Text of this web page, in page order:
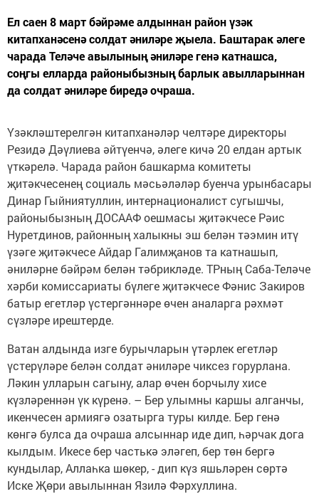
Ел саен 8 март бәйрәме алдыннан район үзәк
китапханәсенә солдат әниләре җыела. Баштарак әлеге
чарада Теләче авылының әниләре генә катнашса,
соңгы елларда районыбызның барлык авылларыннан
да солдат әниләре биредә очраша.
Үзәкләштерелгән китапханәләр челтәре директоры
Резидә Дәүлиева әйтүенчә, әлеге кичә 20 елдан артык
үткәрелә. Чарада район башкарма комитеты
җитәкчесенең социаль мәсьәләләр буенча урынбасары
Динар Гыйниятуллин, интернационалист сугышчы,
районыбызның ДОСААФ оешмасы җитәкчесе Рәис
Нуретдинов, районның халыкны эш белән тәэмин итү
үзәге җитәкчесе Айдар Галимҗанов та катнашып,
әниләрне бәйрәм белән тәбрикләде. ТРның Саба-Теләче
хәрби комиссариаты бүлеге җитәкчесе Фәнис Закиров
батыр егетләр үстергәннәре өчен аналарга рәхмәт
сүзләре ирештерде.
Ватан алдында изге бурычларын үтәрлек егетләр
үстерүләре белән солдат әниләре чиксез горурлана.
Ләкин улларын сагыну, алар өчен борчылу хисе
күзләреннән үк күренә. – Бер улымны каршы алганчы,
икенчесен армиягә озатырга туры килде. Бер генә
көнгә булса да очраша алсыннар иде дип, һәрчак дога
кылдым. Икесе бер частькә эләгеп, бер төн бергә
кундылар, Аллаһка шөкер, - дип күз яшьләрен сөртә
Иске Җөри авылыннан Язилә Фәрхуллина.